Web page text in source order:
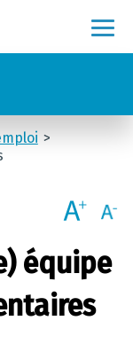
équipe